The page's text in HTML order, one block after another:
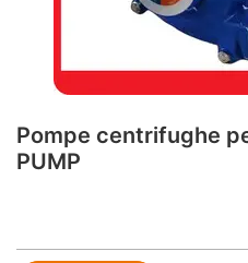
Pompe centrifughe
PUMP